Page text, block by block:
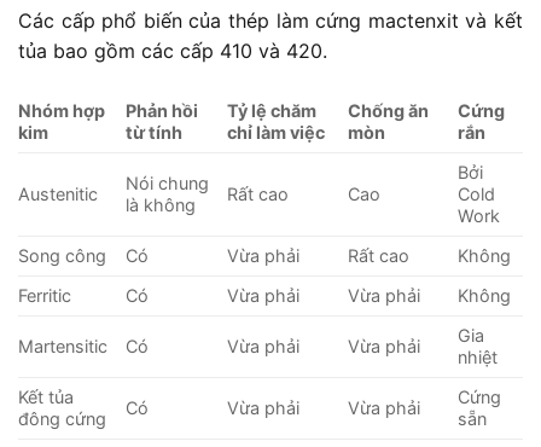
Các cấp phổ biến của thép làm cứng mactenxit và kết
tủa bao gồm các cấp 410 và 420.
Nhóm hợp
kim
Phản hồi
từ tính
Tỷ lệ chăm
chỉ làm việc
Chống ăn
mòn
Cứng
rắn
Austenitic
Nói chung
là không
Rất cao Cao
Bởi
Cold
Work
Song công
Có Vừa phải Rất cao
Không
Ferritic
Có Vừa phải Vừa phải Không
Martensitic Có Vừa phải Vừa phải
Gia
nhiệt
Kết tủa
đông cứng
Có Vừa phải Vừa phải
Cứng
sẵn